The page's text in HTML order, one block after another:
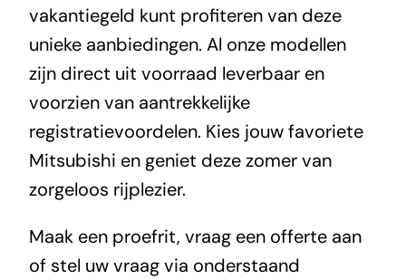
vakantiegeld kunt profiteren van deze
unieke aanbiedingen. Al onze modellen
zijn direct uit voorraad leverbaar en
voorzien van aantrekkelijke
registratievoordelen. Kies jouw favoriete
Mitsubishi en geniet deze zomer van
zorgeloos rijplezier.
Maak een proefrit, vraag een offerte aan
of stel uw vraag via onderstaand